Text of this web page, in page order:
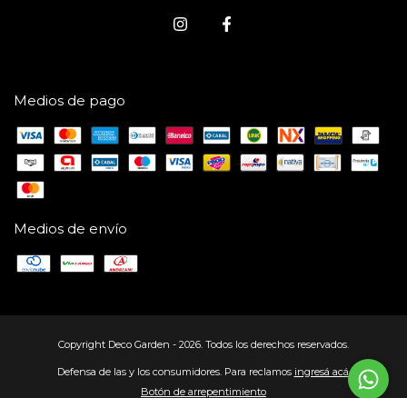
Medios de pago
Medios de envío
Copyright Deco Garden - 2026. Todos los derechos reservados.
Defensa de las y los consumidores. Para reclamos ingresá acá.
Botón de arrepentimiento